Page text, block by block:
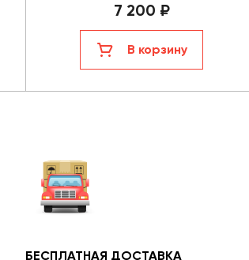
7 200 ₽
В корзину
БЕСПЛАТНАЯ ДОСТАВКА